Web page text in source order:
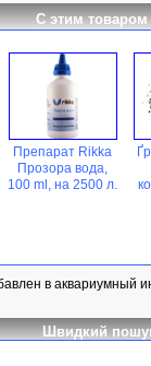
С этим товаром
Препарат Rikka
Прозора вода,
100 ml, на 2500 л.
в аквариумный
Швидкий